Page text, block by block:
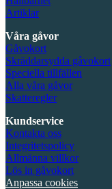
Artiklar
Våra gåvor
Gåvokort
Skräddarsydda gåvokort
Speciella tillfällen
Alla våra gåvor
Skatteregler
Kundservice
Kontakta oss
Integritetspolicy
Allmänna villkor
Lös in gåvokort
Anpassa cookies